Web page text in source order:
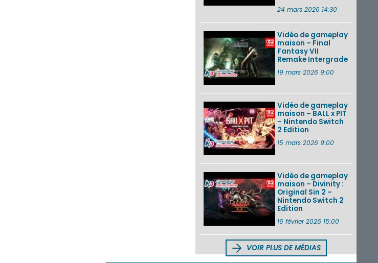
24 mars 2026 14:30
Vidéo de gameplay
maison – Final
Fantasy VII
Remake Intergrade
19 mars 2026 9:00
Vidéo de gameplay
maison – BALL x PIT
– Nintendo Switch
2 Edition
15 mars 2026 9:00
Vidéo de gameplay
maison – Divinity :
Original Sin 2 –
Nintendo Switch 2
Edition
16 février 2026 15:00
VOIR PLUS DE MÉDIAS